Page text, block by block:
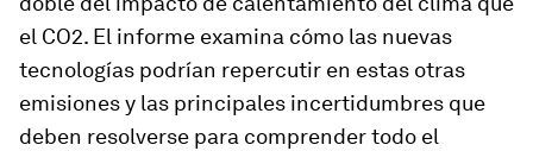
el CO2. El informe examina cómo las nuevas
tecnologías podrían repercutir en estas otras
emisiones y las principales incertidumbres que
deben resolverse para comprender todo el